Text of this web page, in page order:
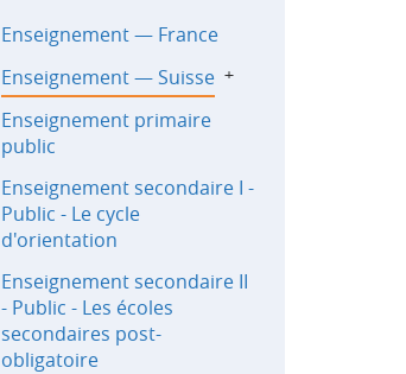
Enseignement — France
Enseignement — Suisse b
Enseignement primaire
public
Enseignement secondaire I -
Public - Le cycle
d'orientation
Enseignement secondaire II
- Public - Les écoles
secondaires post-
obligatoire